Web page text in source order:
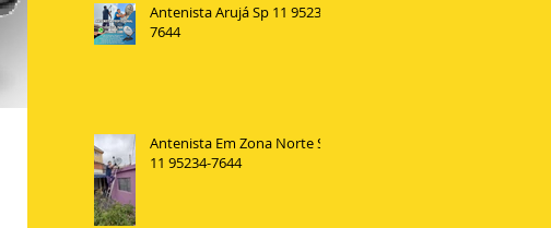
Antenista Arujá Sp 11 95234-
7644
Antenista Em Zona Norte SP
11 95234-7644